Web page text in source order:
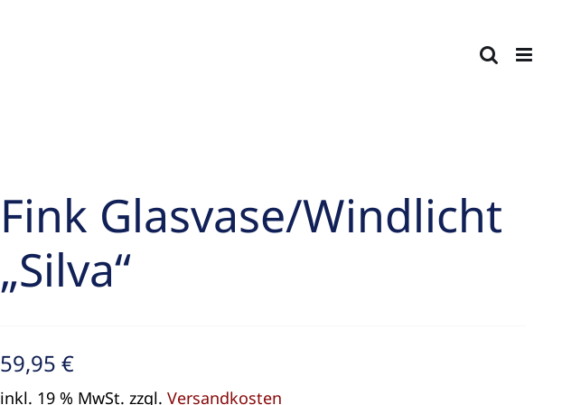
Fink Glasvase/Windlicht
„Silva“
59,95€
inkl. 19 % MwSt. zzgl.Versandkosten